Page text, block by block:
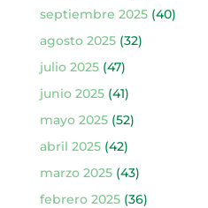
septiembre 2025(40)
agosto 2025(32)
julio 2025(47)
junio 2025(41)
mayo 2025(52)
abril 2025(42)
marzo 2025(43)
febrero 2025(36)